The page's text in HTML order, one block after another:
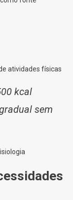
atividades físicas
kcal
sem